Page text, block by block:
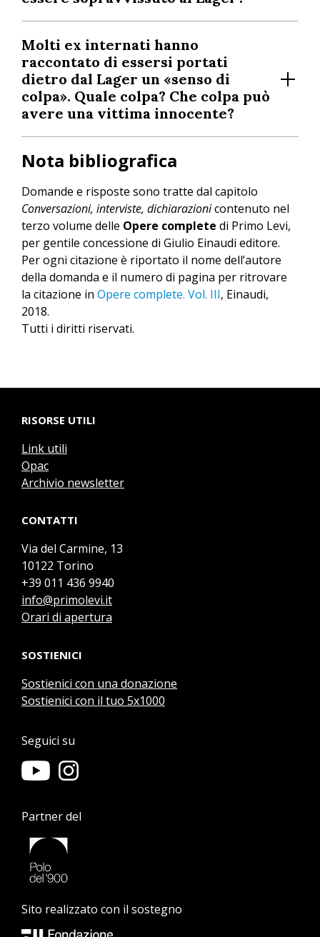
Molti ex internati hanno
raccontato di essersi portati
dietro dal Lager un «senso di
colpa». Quale colpa? Che colpa può
avere una vittima innocente?
Nota bibliografica
Domande e risposte sono tratte dal capitolo
Conversazioni, interviste, dichiarazionicontenuto nel
terzo volume delle Opere complete di Primo Levi,
per gentile concessione di Giulio Einaudi editore.
Per ogni citazione è riportato il nome dell’autore
della domanda e il numero di pagina per ritrovare
la citazione in Opere complete. Vol. III, Einaudi,
2018.
Tutti i diritti riservati.
RISORSE UTILI
Link utili
Opac
Archivio newsletter
CONTATTI
Via del Carmine, 13
10122 Torino
+39 011 436 9940
info@primolevi.it
Orari di apertura
SOSTIENICI
Sostienici con una donazione
Sostienici con il tuo 5x1000
Seguici su
Partner del
Sito realizzato con il sostegno